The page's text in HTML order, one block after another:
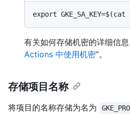
有关如何存储机密的详细信
Actions 中使用机密”。
存储项目名称
将项目的名称存储为名为